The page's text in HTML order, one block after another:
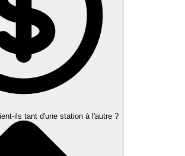
ils tant d'une station à l'autre ?